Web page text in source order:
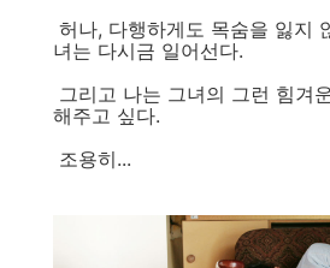
허나, 다행하게도 목숨을 잃지
녀는 다시금 일어선다.
그리고 나는 그녀의 그런 힘겨
해주고 싶다.
조용히...